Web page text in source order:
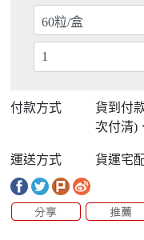
付款方式
貨到付
次付清)
運送方式 貨運宅